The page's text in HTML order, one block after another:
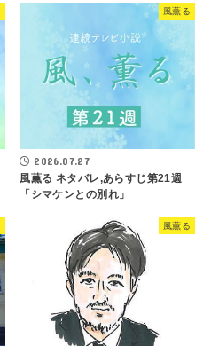
風薫る
2026.07.27
風薫る ネタバレ,あらすじ第21週
「シマケンとの別れ」
風薫る